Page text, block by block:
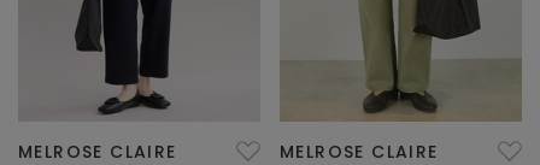
MELROSE CLAIRE MELROSE CLAIRE